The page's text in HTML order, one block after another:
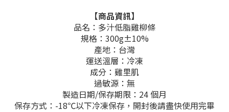
【商品資訊】
品名：多汁低脂雞柳條
規格：300g±10%
產地：台灣
運送溫層：冷凍
成分： 雞里肌
過敏源：無
製造日期/保存期限：24 個月
保存方式：-18℃以下冷凍保存，開封後請盡快使用完畢